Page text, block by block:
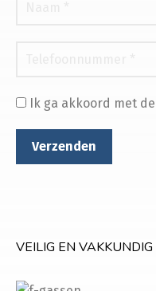
Ik ga akkoord met de
VEILIG EN VAKKUNDIG